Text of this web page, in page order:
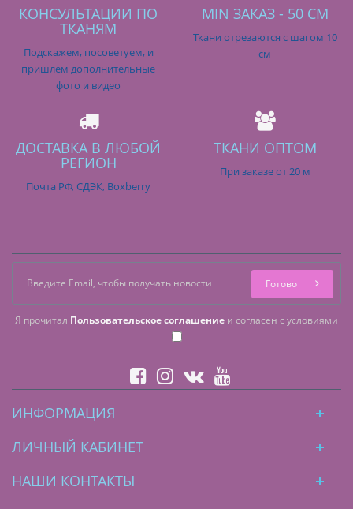
КОНСУЛЬТАЦИИ ПО
ТКАНЯМ
Подскажем, посоветуем, и
пришлем дополнительные
фото и видео
MIN ЗАКАЗ - 50 СМ
Ткани отрезаются с шагом 10
см
ДОСТАВКА В ЛЮБОЙ
РЕГИОН
Почта РФ, СДЭК, Boxberry
ТКАНИ ОПТОМ
При заказе от 20 м
Я прочитал Пользовательское соглашение и согласен с условиями
Готово
ИНФОРМАЦИЯ
ЛИЧНЫЙ КАБИНЕТ
НАШИ КОНТАКТЫ